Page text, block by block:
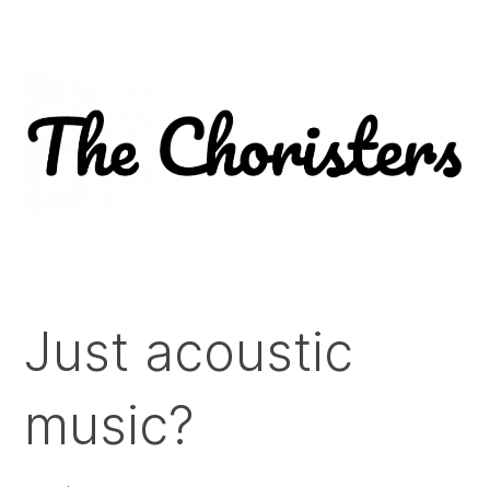
Just acoustic
music?